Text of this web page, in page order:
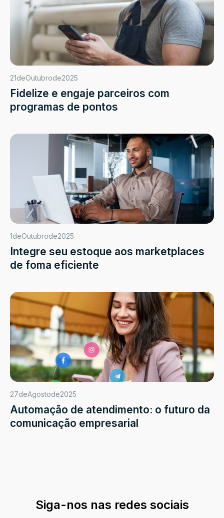
21deOutubrode2025
Fidelize e engaje parceiros com
programas de pontos
1deOutubrode2025
Integre seu estoque aos marketplaces
de foma eficiente
27deAgostode2025
Automação de atendimento: o futuro da
comunicação empresarial
Siga-nos nas redes sociais